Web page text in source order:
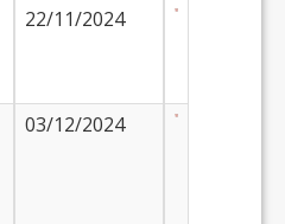
22/11/2024
03/12/2024